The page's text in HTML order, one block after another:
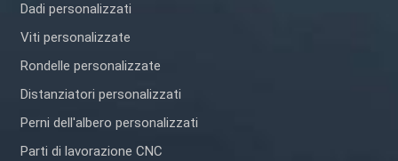
Dadi personalizzati
Viti personalizzate
Rondelle personalizzate
Distanziatori personalizzati
Perni dell'albero personalizzati
Parti di lavorazione CNC